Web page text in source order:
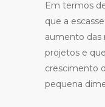
Em termos
que a
aumento das
projetos e
crescimento
pequena